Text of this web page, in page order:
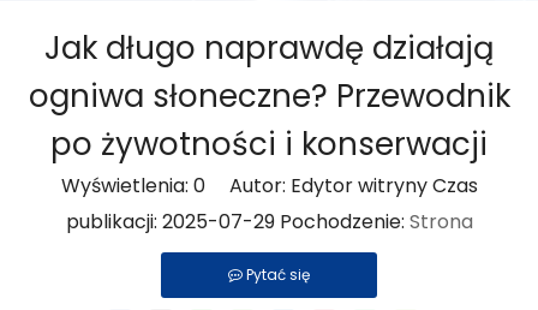
Jak długo naprawdę działają
ogniwa słoneczne? Przewodnik
po żywotności i konserwacji
Wyświetlenia: 0Autor: Edytor witryny Czas
publikacji: 2025-07-29 Pochodzenie: Strona
Pytać się